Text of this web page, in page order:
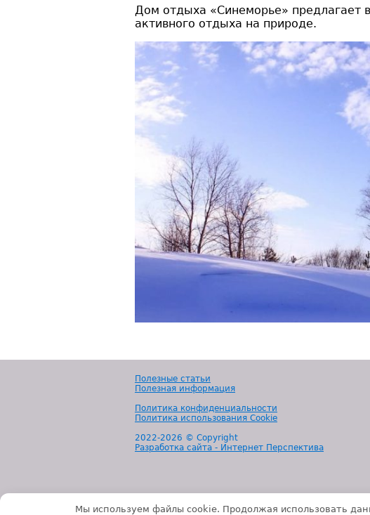
Дом отдыха «Синеморье» предлагает
активного отдыха на природе.
Полезные статьи
Полезная информация
Политика конфиденциальности
Политика использования Cookie
2022-2026 © Copyright
Разработка сайта - Интернет Перспектива
Мы используем файлы cookie. Продолжая использовать